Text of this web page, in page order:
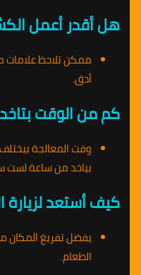
هل أقدر أعمل
ممكن تلاحظ علامات
أدق.
كم من الوقت
وقت المعالجة
بياخد من ساعة لست
كيف أستعد لزيارة
يفضل تفريغ المكان
الطعام.